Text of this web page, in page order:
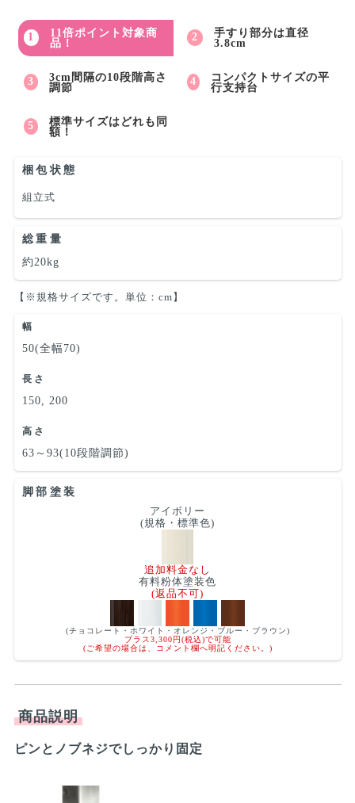
11倍ポイント対象商
品！
手すり部分は直径
3.8cm
3cm間隔の10段階高さ
調節
コンパクトサイズの平
行支持台
標準サイズはどれも同
額！
梱包状態
組立式
総重量
約20kg
【※規格サイズです。単位：cm】
幅
50(全幅70)
長さ
150, 200
高さ
63～93(10段階調節)
脚部塗装
アイボリー
(規格・標準色)
追加料金なし
有料粉体塗装色
(返品不可)
(チョコレート・ホワイト・オレンジ・ブルー・ブラウン)
プラス3,300円(税込)で可能
(ご希望の場合は、コメント欄へ明記ください。)
商品説明
ピンとノブネジでしっかり固定